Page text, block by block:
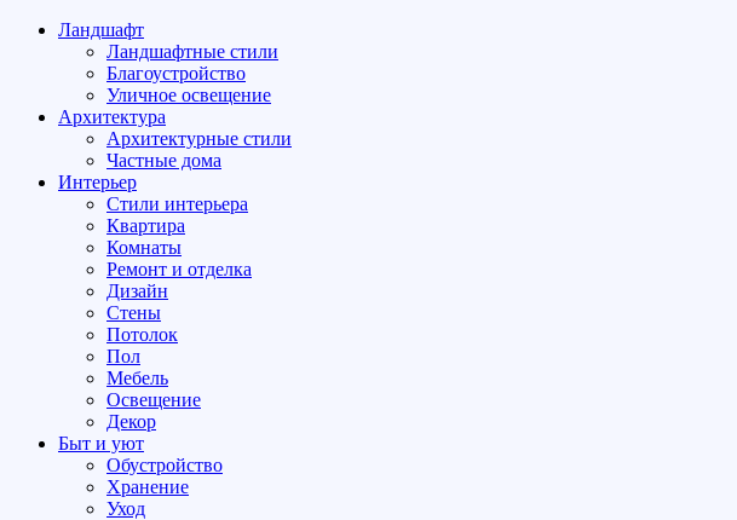
Ландшафт
Ландшафтные стили
Благоустройство
Уличное освещение
Архитектура
Архитектурные стили
Частные дома
Интерьер
Стили интерьера
Квартира
Комнаты
Ремонт и отделка
Дизайн
Стены
Потолок
Пол
Мебель
Освещение
Декор
Быт и уют
Обустройство
Хранение
Уход